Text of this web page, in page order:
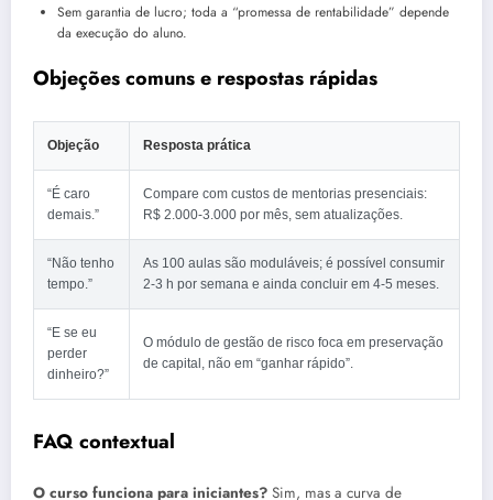
Sem garantia de lucro; toda a “promessa de rentabilidade” depende
da execução do aluno.
Objeções comuns e respostas rápidas
Objeção Resposta prática
“É caro
demais.”
Compare com custos de mentorias presenciais:
R$ 2.000‑3.000 por mês, sem atualizações.
“Não tenho
tempo.”
As 100 aulas são moduláveis; é possível consumir
2‑3 h por semana e ainda concluir em 4‑5 meses.
“E se eu
perder
dinheiro?”
O módulo de gestão de risco foca em preservação
de capital, não em “ganhar rápido”.
FAQ contextual
O curso funciona para iniciantes? Sim, mas a curva de